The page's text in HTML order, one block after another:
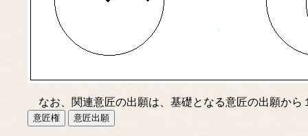
なお、関連意匠の出願は、基礎となる意匠の出願か